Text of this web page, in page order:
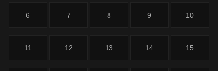
6 7 8 9 10
11 12 13 14 15